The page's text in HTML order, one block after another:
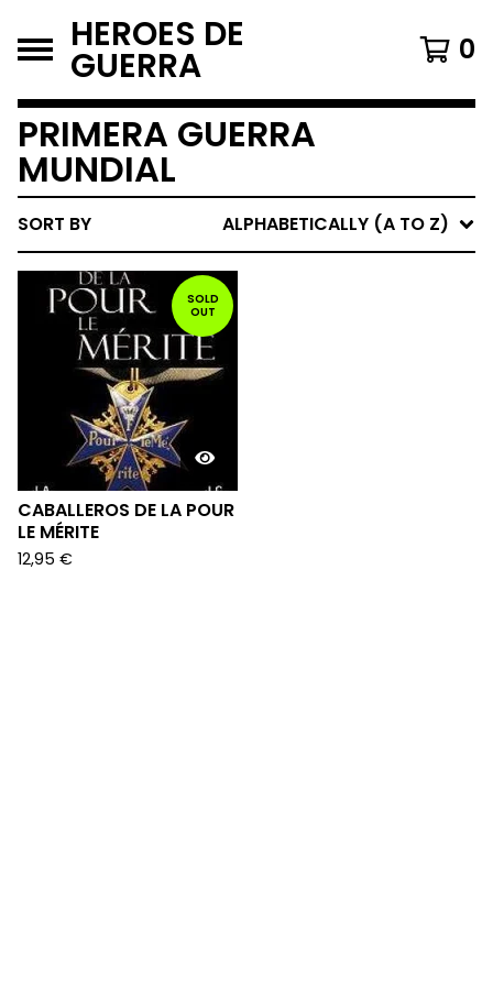
HEROES DE
GUERRA 0
PRIMERA GUERRA
MUNDIAL
SORT BY ALPHABETICALLY (A TO Z)
SOLD
OUT
CABALLEROS DE LA POUR
LE MÉRITE
12,95 €